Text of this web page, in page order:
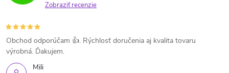
Zobraziť recenzie
Mili
Obchod odporúčam 👍. Rýchlosť doručenia aj kvalita tovaru
výrobná. Ďakujem.